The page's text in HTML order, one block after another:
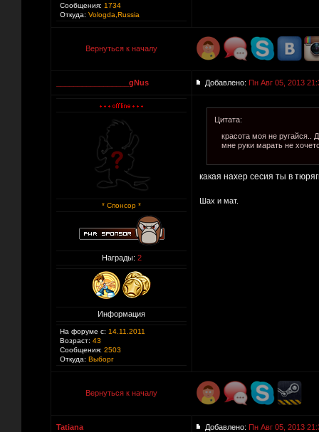
Сообщения: 1734
Откуда: Vologda,Russia
Вернуться к началу
_________________gNus Добавлено: Пн Авг 05, 2013
* Спонсор *
Награды: 2
Информация
На форуме с: 14.11.2011
Возраст: 43
Сообщения: 2503
Откуда: Выборг
Цитата:
красота моя не ругайся..
мне руки марать не
какая нахер сесия ты в
Шах и мат.
Вернуться к началу
Tatiana Добавлено: Пн Авг 05, 2013